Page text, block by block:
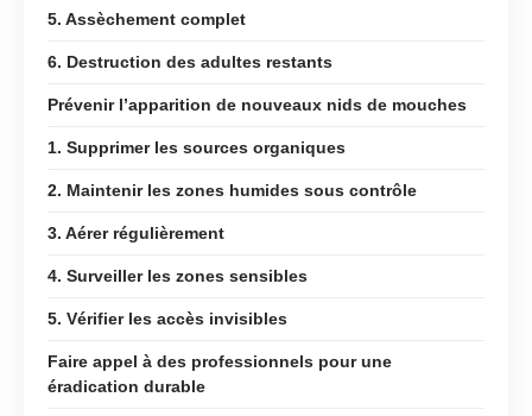
5. Assèchement complet
6. Destruction des adultes restants
Prévenir l’apparition de nouveaux nids de mouches
1. Supprimer les sources organiques
2. Maintenir les zones humides sous contrôle
3. Aérer régulièrement
4. Surveiller les zones sensibles
5. Vérifier les accès invisibles
Faire appel à des professionnels pour une
éradication durable